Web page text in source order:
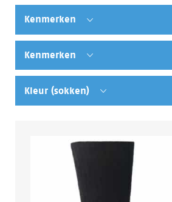
Kenmerken
Kenmerken
Kleur (sokken)